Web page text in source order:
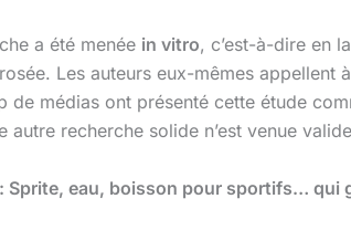
a été menée in vitro, c’est-à-dire en
Les auteurs eux-mêmes appellent
de médias ont présenté cette étude
autre recherche solide n’est venue
Sprite, eau, boisson pour sportifs… qui